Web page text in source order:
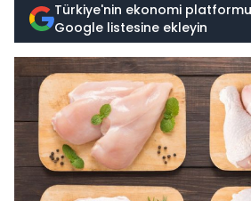
Türkiye'nin ekonomi
Google listesine ekleyin